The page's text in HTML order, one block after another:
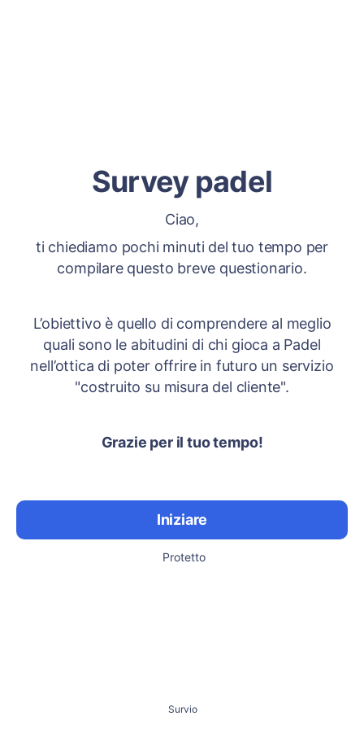
Survey padel
Ciao,
ti chiediamo pochi minuti del tuo tempo per
compilare questo breve questionario.
L’obiettivo è quello di comprendere al meglio
quali sono le abitudini di chi gioca a Padel
nell’ottica di poter offrire in futuro un servizio
"costruito su misura del cliente".
Grazie per il tuo tempo!
Iniziare
Protetto
Survio